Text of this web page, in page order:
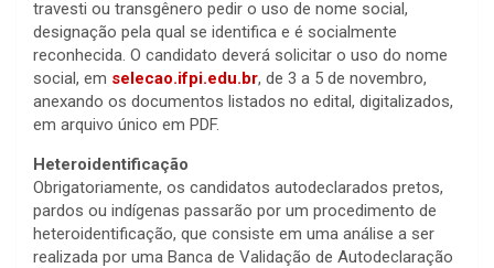
travesti ou transgênero pedir o uso de nome social,
designação pela qual se identifica e é socialmente
reconhecida. O candidato deverá solicitar o uso do nome
social, em selecao.ifpi.edu.br, de 3 a 5 de novembro,
anexando os documentos listados no edital, digitalizados,
em arquivo único em PDF.
Heteroidentificação
Obrigatoriamente, os candidatos autodeclarados pretos,
pardos ou indígenas passarão por um procedimento de
heteroidentificação, que consiste em uma análise a ser
realizada por uma Banca de Validação de Autodeclaração